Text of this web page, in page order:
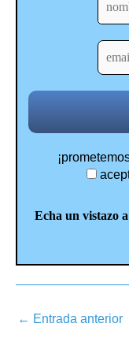
Echa un vistazo
← Entrada anterior